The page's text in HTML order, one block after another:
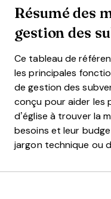
Résumé des
gestion des
Ce tableau de
les principales
de gestion des
conçu pour aider les
d’église à trouver la
besoins et leur
jargon technique ou